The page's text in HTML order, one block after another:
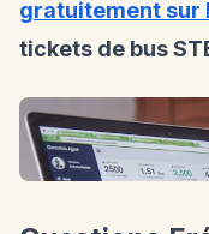
gratuitement sur
tickets de bus